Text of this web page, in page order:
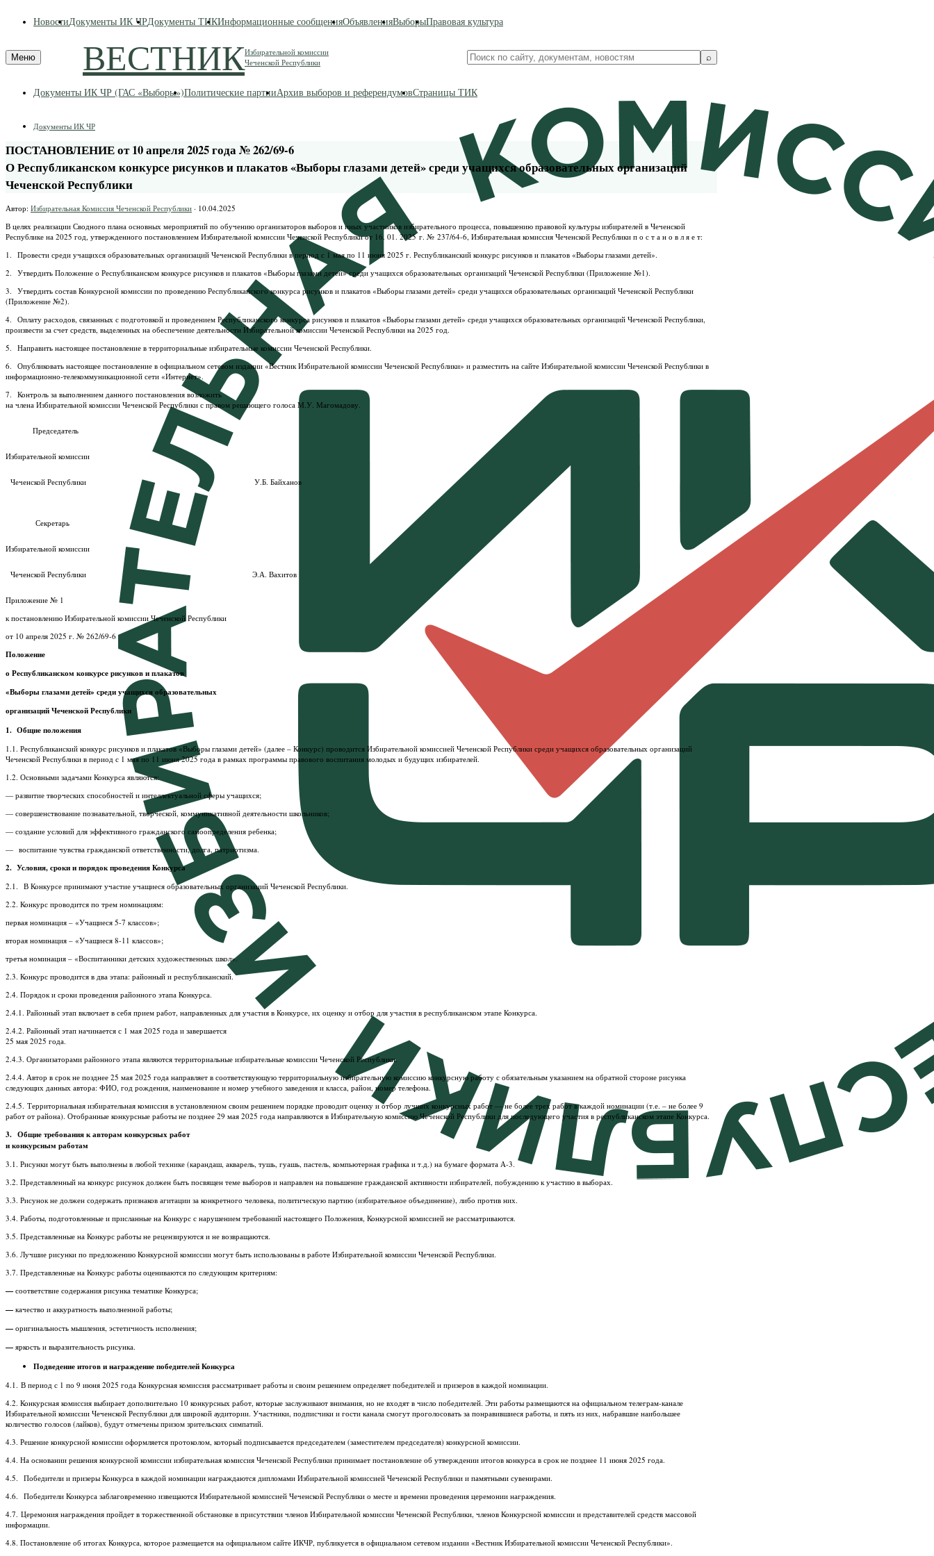
НовостиДокументы ИК ЧРДокументы ТИКИнформационные сообщенияОбъявленияВыборыПравовая культура
Меню ВЕСТНИКИзбирательной комиссии
Чеченской Республики
Поиск
по
⌕
Документы ИК ЧР (ГАС «Выборы»)Политические партииАрхив выборов и референдумовСтраницы ТИК
Документы ИК ЧР
ПОСТАНОВЛЕНИЕ от 10 апреля 2025 года № 262/69-6
О Республиканском конкурсе рисунков и плакатов «Выборы глазами детей» среди учащихся образовательных организаций
Чеченской Республики
Автор: Избирательная Комиссия Чеченской Республики · 10.04.2025
В целях реализации Сводного плана основных мероприятий по обучению организаторов выборов и иных участников избирательного процесса, повышению правовой культуры избирателей в Чеченской
Республике на 2025 год, утвержденного постановлением Избирательной комиссии Чеченской Республики от 16. 01. 2025 г. № 237/64-6, Избирательная комиссия Чеченской Республики п о с т а н о в л я е т:
1. Провести среди учащихся образовательных организаций Чеченской Республики в период с 1 мая по 11 июня 2025 г. Республиканский конкурс рисунков и плакатов «Выборы глазами детей».
2. Утвердить Положение о Республиканском конкурсе рисунков и плакатов «Выборы глазами детей» среди учащихся образовательных организаций Чеченской Республики (Приложение №1).
3. Утвердить состав Конкурсной комиссии по проведению Республиканского конкурса рисунков и плакатов «Выборы глазами детей» среди учащихся образовательных организаций Чеченской Республики
(Приложение №2).
4. Оплату расходов, связанных с подготовкой и проведением Республиканского конкурса рисунков и плакатов «Выборы глазами детей» среди учащихся образовательных организаций Чеченской Республики,
произвести за счет средств, выделенных на обеспечение деятельности Избирательной комиссии Чеченской Республики на 2025 год.
5. Направить настоящее постановление в территориальные избирательные комиссии Чеченской Республики.
6. Опубликовать настоящее постановление в официальном сетевом издании «Вестник Избирательной комиссии Чеченской Республики» и разместить на сайте Избирательной комиссии Чеченской Республики в
информационно-телекоммуникационной сети «Интернет».
7. Контроль за выполнением данного постановления возложить
на члена Избирательной комиссии Чеченской Республики с правом решающего голоса М.У. Магомадову.
Председатель
Избирательной комиссии
Чеченской Республики У.Б. Байханов
Секретарь
Избирательной комиссии
Чеченской Республики Э.А. Вахитов
Приложение № 1
к постановлению Избирательной комиссии Чеченской Республики
от 10 апреля 2025 г. № 262/69-6
Положение
о Республиканском конкурсе рисунков и плакатов
«Выборы глазами детей» среди учащихся образовательных
организаций Чеченской Республики
1. Общие положения
1.1. Республиканский конкурс рисунков и плакатов «Выборы глазами детей» (далее – Конкурс) проводится Избирательной комиссией Чеченской Республики среди учащихся образовательных организаций
Чеченской Республики в период с 1 мая по 11 июня 2025 года в рамках программы правового воспитания молодых и будущих избирателей.
1.2. Основными задачами Конкурса являются:
— развитие творческих способностей и интеллектуальной сферы учащихся;
— совершенствование познавательной, творческой, коммуникативной деятельности школьников;
— создание условий для эффективного гражданского самоопределения ребенка;
— воспитание чувства гражданской ответственности, долга, патриотизма.
2. Условия, сроки и порядок проведения Конкурса
2.1. В Конкурсе принимают участие учащиеся образовательных организаций Чеченской Республики.
2.2. Конкурс проводится по трем номинациям:
первая номинация – «Учащиеся 5-7 классов»;
вторая номинация – «Учащиеся 8-11 классов»;
третья номинация – «Воспитанники детских художественных школ».
2.3. Конкурс проводится в два этапа: районный и республиканский.
2.4. Порядок и сроки проведения районного этапа Конкурса.
2.4.1. Районный этап включает в себя прием работ, направленных для участия в Конкурсе, их оценку и отбор для участия в республиканском этапе Конкурса.
2.4.2. Районный этап начинается с 1 мая 2025 года и завершается
25 мая 2025 года.
2.4.3. Организаторами районного этапа являются территориальные избирательные комиссии Чеченской Республики.
2.4.4. Автор в срок не позднее 25 мая 2025 года направляет в соответствующую территориальную избирательную комиссию конкурсную работу с обязательным указанием на обратной стороне рисунка
следующих данных автора: ФИО, год рождения, наименование и номер учебного заведения и класса, район, номер телефона.
2.4.5. Территориальная избирательная комиссия в установленном своим решением порядке проводит оценку и отбор лучших конкурсных работ — не более трех работ в каждой номинации (т.е. – не более 9
работ от района). Отобранные конкурсные работы не позднее 29 мая 2025 года направляются в Избирательную комиссию Чеченской Республики для последующего участия в республиканском этапе Конкурса.
3. Общие требования к авторам конкурсных работ
и конкурсным работам
3.1. Рисунки могут быть выполнены в любой технике (карандаш, акварель, тушь, гуашь, пастель, компьютерная графика и т.д.) на бумаге формата А-3.
3.2. Представленный на конкурс рисунок должен быть посвящен теме выборов и направлен на повышение гражданской активности избирателей, побуждению к участию в выборах.
3.3. Рисунок не должен содержать признаков агитации за конкретного человека, политическую партию (избирательное объединение), либо против них.
3.4. Работы, подготовленные и присланные на Конкурс с нарушением требований настоящего Положения, Конкурсной комиссией не рассматриваются.
3.5. Представленные на Конкурс работы не рецензируются и не возвращаются.
3.6. Лучшие рисунки по предложению Конкурсной комиссии могут быть использованы в работе Избирательной комиссии Чеченской Республики.
3.7. Представленные на Конкурс работы оцениваются по следующим критериям:
— соответствие содержания рисунка тематике Конкурса;
— качество и аккуратность выполненной работы;
— оригинальность мышления, эстетичность исполнения;
— яркость и выразительность рисунка.
Подведение итогов и награждение победителей Конкурса
4.1. В период с 1 по 9 июня 2025 года Конкурсная комиссия рассматривает работы и своим решением определяет победителей и призеров в каждой номинации.
4.2. Конкурсная комиссия выбирает дополнительно 10 конкурсных работ, которые заслуживают внимания, но не входят в число победителей. Эти работы размещаются на официальном телеграм-канале
Избирательной комиссии Чеченской Республики для широкой аудитории. Участники, подписчики и гости канала смогут проголосовать за понравившиеся работы, и пять из них, набравшие наибольшее
количество голосов (лайков), будут отмечены призом зрительских симпатий.
4.3. Решение конкурсной комиссии оформляется протоколом, который подписывается председателем (заместителем председателя) конкурсной комиссии.
4.4. На основании решения конкурсной комиссии избирательная комиссия Чеченской Республики принимает постановление об утверждении итогов конкурса в срок не позднее 11 июня 2025 года.
4.5. Победители и призеры Конкурса в каждой номинации награждаются дипломами Избирательной комиссией Чеченской Республики и памятными сувенирами.
4.6. Победители Конкурса заблаговременно извещаются Избирательной комиссией Чеченской Республики о месте и времени проведения церемонии награждения.
4.7. Церемония награждения пройдет в торжественной обстановке в присутствии членов Избирательной комиссии Чеченской Республики, членов Конкурсной комиссии и представителей средств массовой
информации.
4.8. Постановление об итогах Конкурса, которое размещается на официальном сайте ИКЧР, публикуется в официальном сетевом издании «Вестник Избирательной комиссии Чеченской Республики».